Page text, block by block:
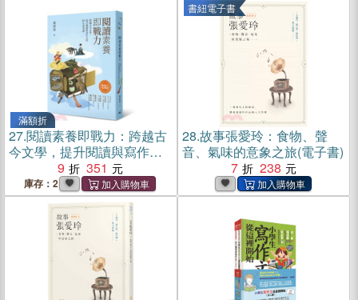
滿額折
27.閱讀素養即戰力：跨越古
今文學，提升閱讀與寫作力
的30堂故事課
9 351
庫存：2
書紐電子書
28.故事張愛玲：食物、聲
音、氣味的意象之旅(電子書)
7
238